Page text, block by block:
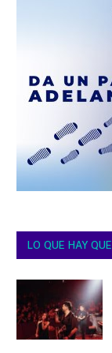
LO QUE HAY QUE